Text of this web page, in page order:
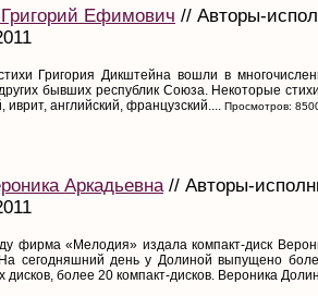
Ефимович // Авторы-
Григория Дикштейна вошли в
бывших республик Союза. Некоторые
иврит, английский, французский.... Просмотров:
Аркадьевна// Авторы-
фирма «Мелодия» издала компакт-диск
сегодняшний день у Долиной выпущено
дисков, более 20 компакт-дисков. Вероника